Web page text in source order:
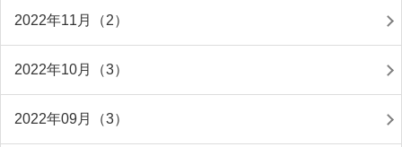
2022年11月（2）
2022年10月（3）
2022年09月（3）